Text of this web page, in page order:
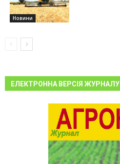
Новини
ЕЛЕКТРОННА ВЕРСІЯ ЖУРНАЛУ